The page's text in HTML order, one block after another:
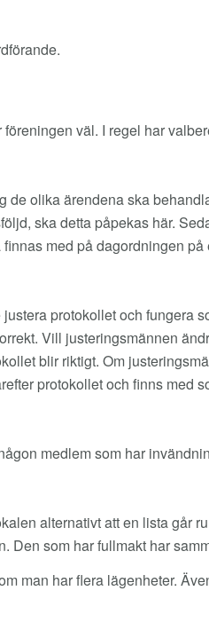
väl. I regel har
de olika ärendena ska
ska detta påpekas här.
med på dagordningen på
protokollet och fungera
Vill justeringsmännen
blir riktigt. Om
protokollet och finns med
medlem som har
alternativt att en lista går
Den som har fullmakt har
man har flera lägenheter.